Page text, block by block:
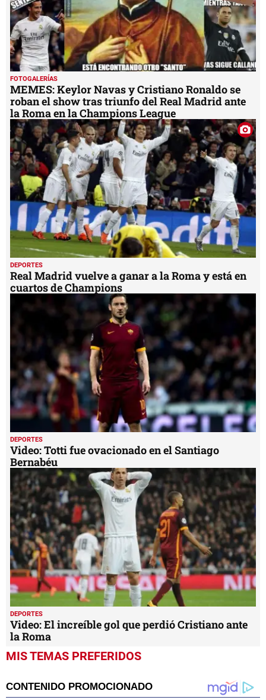
FOTOGALERÍAS
MEMES: Keylor Navas y Cristiano Ronaldo se
roban el show tras triunfo del Real Madrid ante
la Roma en la Champions League
DEPORTES
Real Madrid vuelve a ganar a la Roma y está en
cuartos de Champions
DEPORTES
Video: Totti fue ovacionado en el Santiago
Bernabéu
DEPORTES
Video: El increíble gol que perdió Cristiano ante
la Roma
MIS TEMAS PREFERIDOS